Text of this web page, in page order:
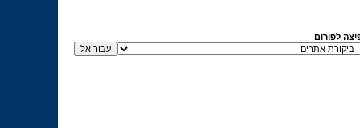
לפורום